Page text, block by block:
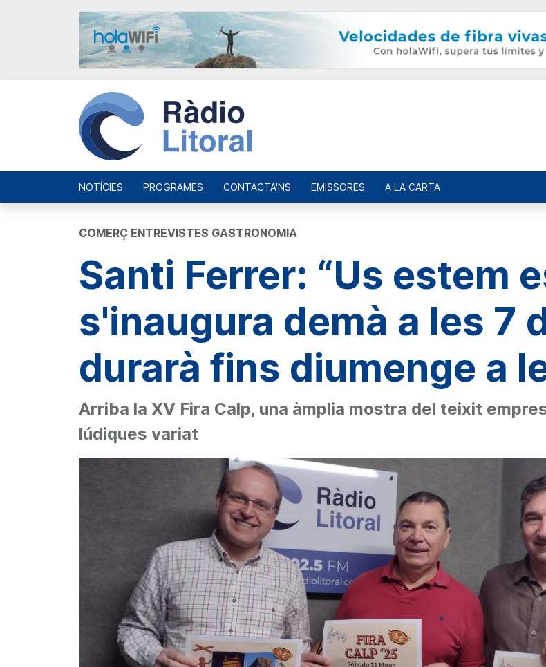
NOTÍCIES PROGRAMES CONTACTA'NS EMISSORES A LA CARTA
COMERÇ ENTREVISTES GASTRONOMIA
Santi Ferrer: “Us estem
s'inaugura demà a les 7
durarà fins diumenge a
Arriba la XV Fira Calp, una àmplia mostra del teixit
lúdiques variat